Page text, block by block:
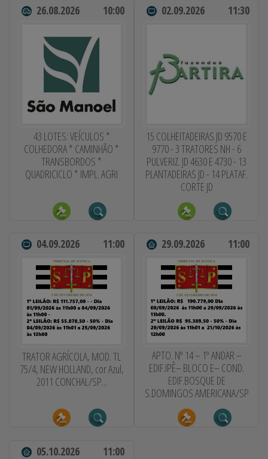
26.08.2026 10:00
43 LOTES: VEÍCULOS *
COLHEDORA * CAMINHÃO *
TRANSBORDOS *
QUADRICICLO * IMPL. AGRI
02.09.2026 11:30
15 COLHEITADEIRAS JD 9570 E
9770 - 3 TRATORES NH - 6
PULVERIZ. JD 4630 E 4730 - 13
PLANTADEIRAS JD - 14 PLATAF.
CORTE JD
04.09.2026 11:00
TRATOR AGRÍCOLA, MOD. TL
75/4, NEW HOLLAND, cor Azul,
2011 CONCHAL/SP...
29.09.2026 11:00
APTO. Nº 14 – 1º ANDAR –
EDIF.IPÊ– BLOCO E– COND.
EDIF.BOSQUE DE
S.DOMINGOS AMERICANA/SP
05.10.2026 11:00